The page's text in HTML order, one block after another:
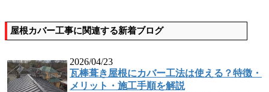
屋根カバー工事に関連する新着ブログ
2026/04/23
瓦棒葺き屋根にカバー工法は使える？特徴・
メリット・施工手順を解説